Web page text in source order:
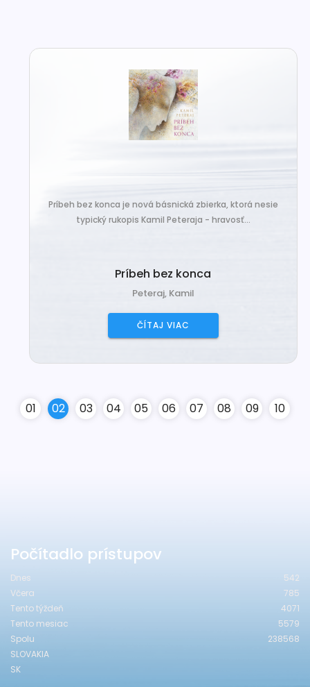
Príbeh bez konca je nová básnická zbierka, ktorá nesie
typický rukopis Kamil Peteraja - hravosť...
Príbeh bez konca
Peteraj, Kamil
ČÍTAJ VIAC
01 02 03 04 05 06 07 08 09 10
Počítadlo prístupov
Dnes
542
Včera
785
Tento týždeň
4071
Tento mesiac
5579
Spolu
238568
SLOVAKIA
SK